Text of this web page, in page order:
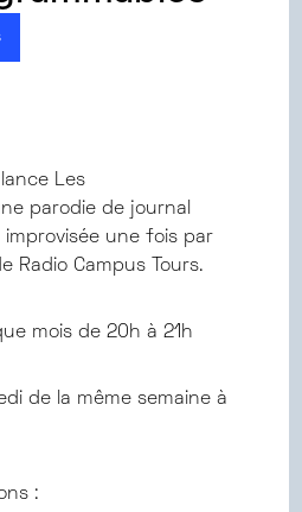
Les
parodie de journal
improvisée une fois par
Radio Campus Tours.
mois de 20h à 21h
de la même semaine à
: